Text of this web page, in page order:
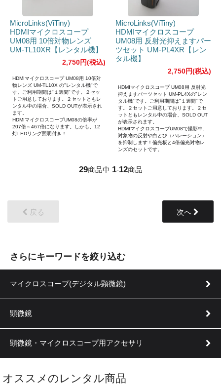
MicroLinks(ViTiny)
HDMIマイクロスコープ
UM08用 10倍対物レンズ
UM-TL10XR【レンタル機】
2,750円(税込)
HDMIマイクロスコープ UM08用 10倍対
物レンズ UM-TL10X の"レンタル機"で
す。ご利用期間は"１週間"です。２セッ
トご用意しております。２セットともレ
ンタル中の場合、SOLD OUTが表示され
ます。
HDMIマイクロスコープUM08の倍率が
207倍～467倍になります。しかも、12
灯LEDリング照明付き！
MicroLinks(ViTiny)
HDMIマイクロスコープ
UM08用 反射光抑えますパー
ツセット UM-PL4XR【レン
タル機】
2,750円(税込)
HDMIマイクロスコープ UM08用 反射光
抑えますパーツセット UM-PL4Xの"レン
タル機"です。ご利用期間は"１週間"で
す。２セットご用意しております。２セ
ットともレンタル中の場合、SOLD OUT
が表示されます。
HDMIマイクロスコープUM08で撮影中、
対象物の反射や白とび（ハレーション）
を抑制します！偏光板と4倍偏光対物レ
ンズのセットです。
29商品中 1-12商品
戻る 次へ
さらにキーワードを絞り込む
マイクロスコープ(デジタル顕微鏡)
顕微鏡
顕微鏡・マイクロスコープ用アクセサリ
オススメのレンタル商品